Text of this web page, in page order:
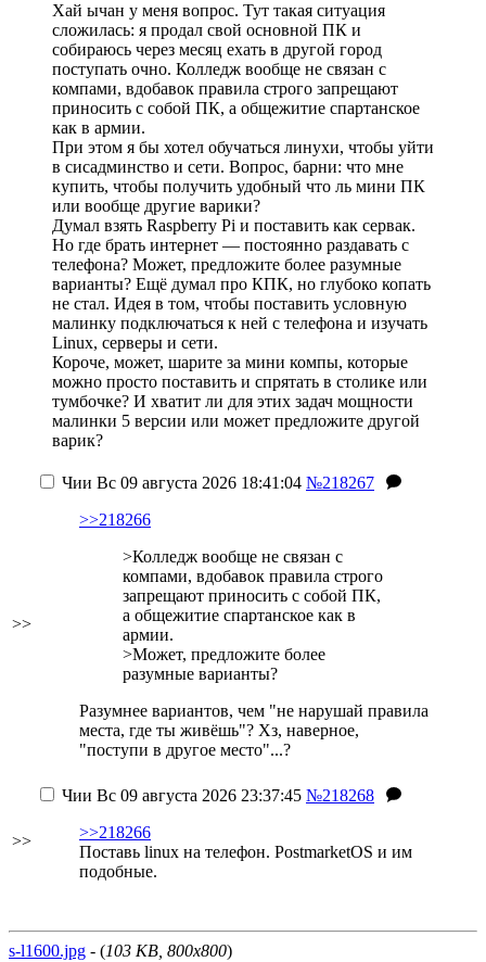
Хай ычан у меня вопрос. Тут такая ситуация
сложилась: я продал свой основной ПК и
собираюсь через месяц ехать в другой город
поступать очно. Колледж вообще не связан с
компами, вдобавок правила строго запрещают
приносить с собой ПК, а общежитие спартанское
как в армии.
При этом я бы хотел обучаться линухи, чтобы уйти
в сисадминство и сети. Вопрос, барни: что мне
купить, чтобы получить удобный что ль мини ПК
или вообще другие варики?
Думал взять Raspberry Pi и поставить как сервак.
Но где брать интернет — постоянно раздавать с
телефона? Может, предложите более разумные
варианты? Ещё думал про КПК, но глубоко копать
не стал. Идея в том, чтобы поставить условную
малинку подключаться к ней с телефона и изучать
Linux, серверы и сети.
Короче, может, шарите за мини компы, которые
можно просто поставить и спрятать в столике или
тумбочке? И хватит ли для этих задач мощности
малинки 5 версии или может предложите другой
варик?
>>
Чии Вс 09 августа 2026 18:41:04 №218267
>>218266
>Колледж вообще не связан с
компами, вдобавок правила строго
запрещают приносить с собой ПК,
а общежитие спартанское как в
армии.
>Может, предложите более
разумные варианты?
Разумнее вариантов, чем "не нарушай правила
места, где ты живёшь"? Хз, наверное,
"поступи в другое место"...?
>>
Чии Вс 09 августа 2026 23:37:45 №218268
>>218266
Поставь linux на телефон. PostmarketOS и им
подобные.
s-l1600.jpg - (103 KB, 800x800)